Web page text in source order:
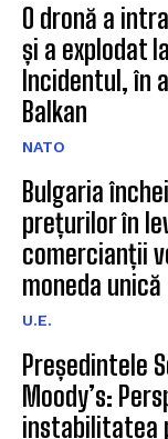
O dronă a
și a explodat
Incidentul, în
Balkan
NATO
Bulgaria
prețurilor în
comercianții
moneda unică
U.E.
Președintele
Moody’s:
instabilitatea